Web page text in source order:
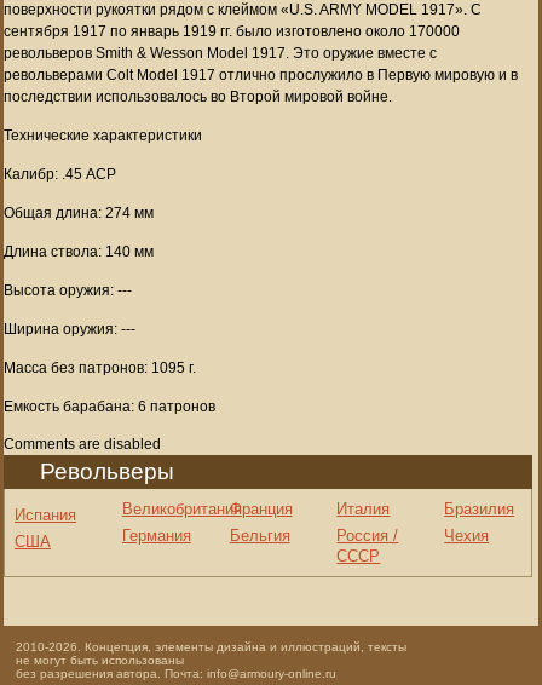
поверхности рукоятки рядом с клеймом «U.S. ARMY MODEL 1917». С
сентября 1917 по январь 1919 гг. было изготовлено около 170000
револьверов Smith & Wesson Model 1917. Это оружие вместе с
револьверами Colt Model 1917 отлично прослужило в Первую мировую и в
последствии использовалось во Второй мировой войне.
Технические характеристики
Калибр: .45 ACP
Общая длина: 274 мм
Длина ствола: 140 мм
Высота оружия: ---
Ширина оружия: ---
Масса без патронов: 1095 г.
Емкость барабана: 6 патронов
Comments are disabled
Револьверы
Испания
США
Великобритания
Германия
Франция
Бельгия
Италия
Россия /
СССР
Бразилия
Чехия
2010-2026. Концепция, элементы дизайна и иллюстраций, тексты
не могут быть использованы
без разрешения автора. Почта: info@armoury-online.ru